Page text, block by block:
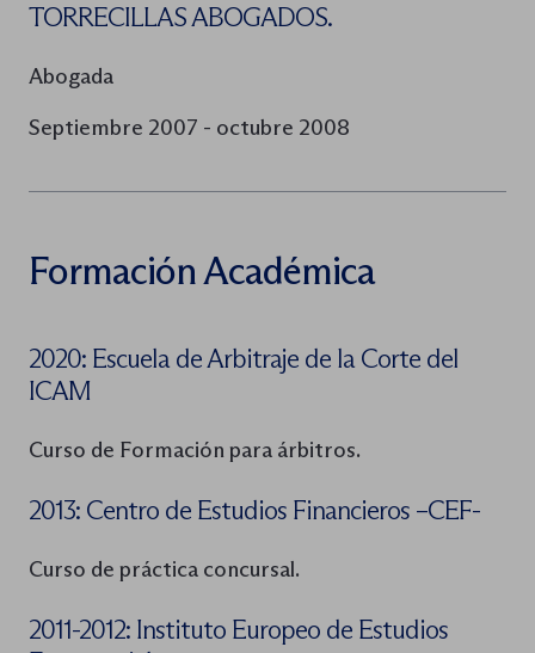
TORRECILLAS ABOGADOS.
Abogada
Septiembre 2007 - octubre 2008
Formación Académica
2020: Escuela de Arbitraje de la Corte del
ICAM
Curso de Formación para árbitros.
2013: Centro de Estudios Financieros –CEF-
Curso de práctica concursal.
2011-2012: Instituto Europeo de Estudios